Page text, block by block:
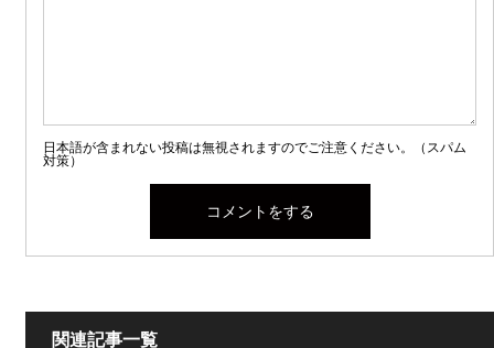
日本語が含まれない投稿は無視されますのでご注意ください。（スパム
対策）
関連記事一覧